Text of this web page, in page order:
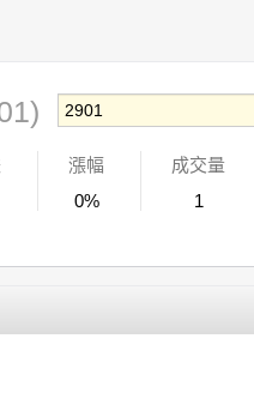
漲幅
0%
成交量
1